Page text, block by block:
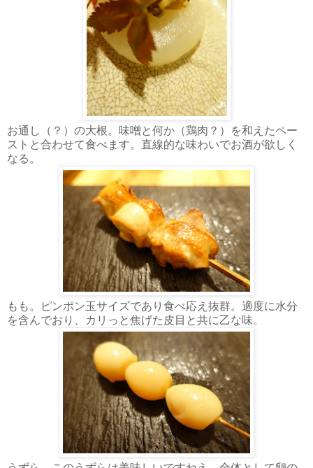
お通し（？）の大根。味噌と何か（鶏肉？）を和えたペー
ストと合わせて食べます。直線的な味わいでお酒が欲しく
なる。
もも。ピンポン玉サイズであり食べ応え抜群。適度に水分
を含んでおり、カリっと焦げた皮目と共に乙な味。